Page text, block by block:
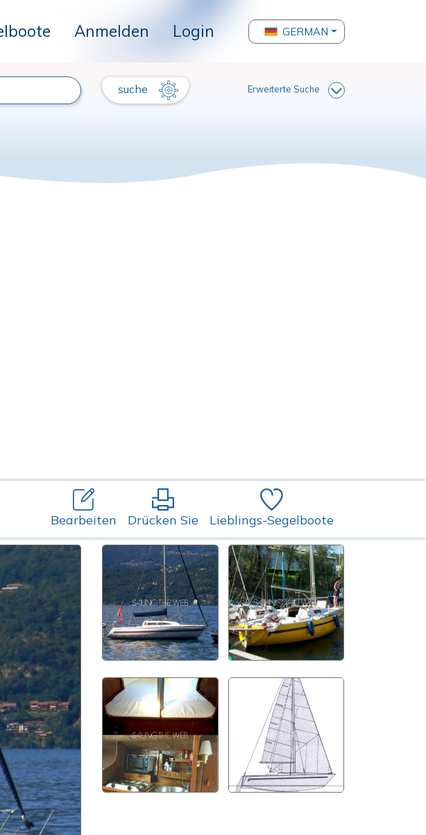
Anmelden Login GERMAN
suche Erweiterte Suche
Bearbeiten Drücken Sie Lieblings-Segelboote